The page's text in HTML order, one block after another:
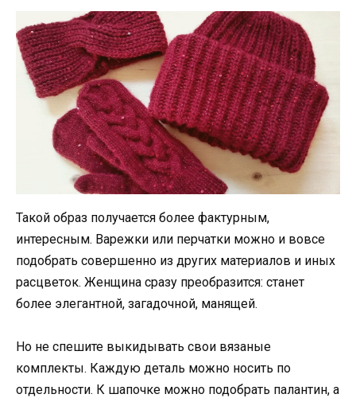
Такой образ получается более фактурным,
интересным. Варежки или перчатки можно и вовсе
подобрать совершенно из других материалов и иных
расцветок. Женщина сразу преобразится: станет
более элегантной, загадочной, манящей.
Но не спешите выкидывать свои вязаные
комплекты. Каждую деталь можно носить по
отдельности. К шапочке можно подобрать палантин, а